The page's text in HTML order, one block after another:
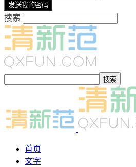
搜索
首页
文字